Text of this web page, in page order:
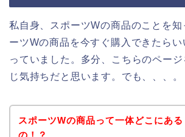
私自身、スポーツWの商品のことを知
ーツWの商品を今すぐ購入できたらい
っていました。多分、こちらのページ
じ気持ちだと思います。でも、、、。
スポーツWの商品って一体どこにある